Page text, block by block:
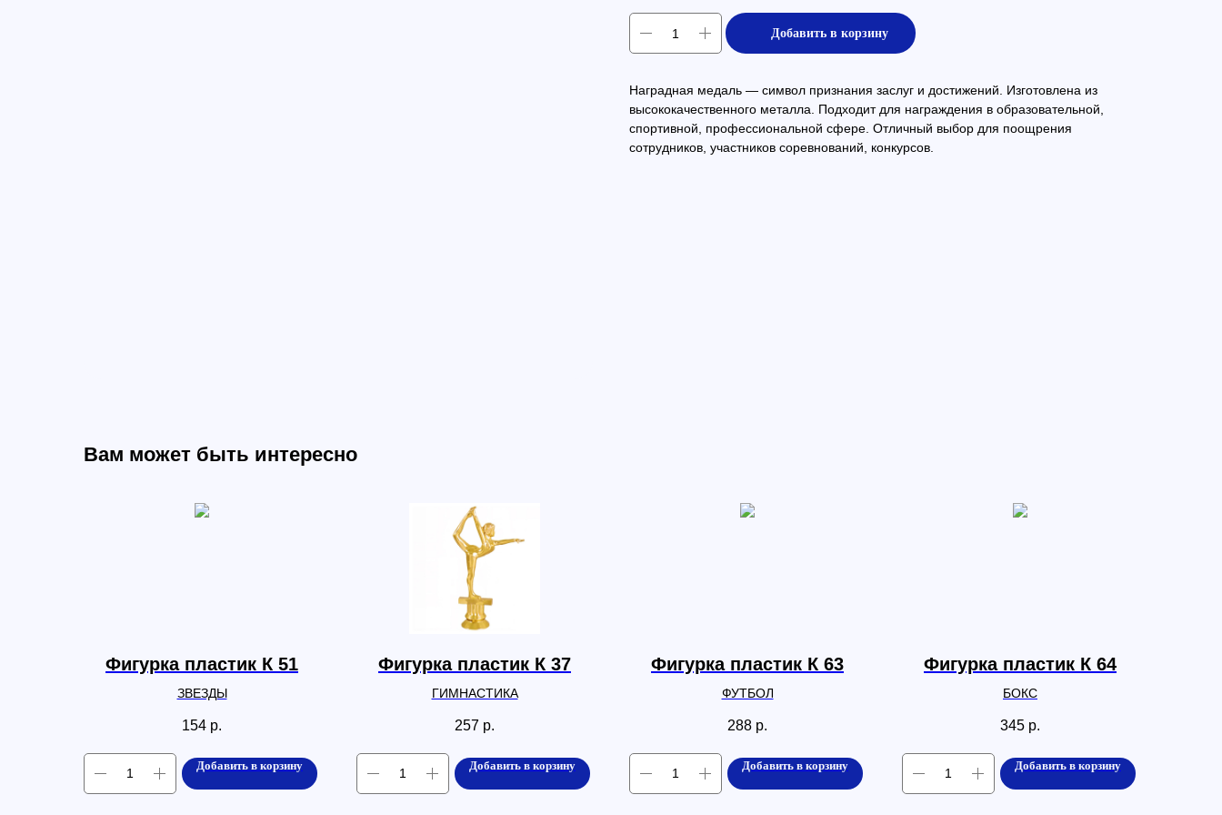
Добавить в корзину
Наградная медаль — символ признания заслуг и достижений. Изготовлена из
высококачественного металла. Подходит для награждения в образовательной,
спортивной, профессиональной сфере. Отличный выбор для поощрения
сотрудников, участников соревнований, конкурсов.
Вам может быть интересно
Фигурка пластик К 51
ЗВЕЗДЫ
154 р.
Добавить в корзину
Фигурка пластик К 37
ГИМНАСТИКА
257 р.
Добавить в корзину
Фигурка пластик К 63
ФУТБОЛ
288 р.
Добавить в корзину
Фигурка пластик К 64
БОКС
345 р.
Добавить в корзину